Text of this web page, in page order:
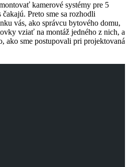
kamerové systémy pre 5
Preto sme sa rozhodli
vás, ako správcu bytového domu,
vziať na montáž jedného z nich, a
ako sme postupovali pri projektovaná